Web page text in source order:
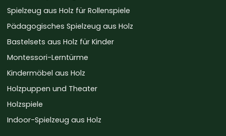
Spielzeug aus Holz für Rollenspiele
Pädagogisches Spielzeug aus Holz
Bastelsets aus Holz für Kinder
Montessori-Lerntürme
Kindermöbel aus Holz
Holzpuppen und Theater
Holzspiele
Indoor-Spielzeug aus Holz